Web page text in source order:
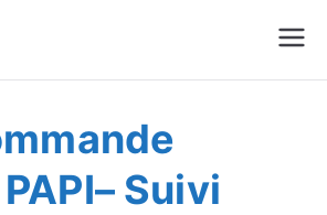
- Suivre
Suivi